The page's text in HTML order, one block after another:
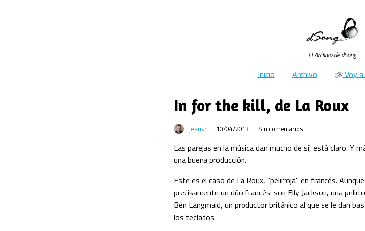
El Archivo de dSong
Inicio Archivo Voy a
In for the kill, de La Roux
jesusr 10/04/2013 Sin comentarios
Las parejas en la música dan mucho de sí, está claro. Y
una buena producción.
Este es el caso de La Roux, "pelirroja" en francés.
precisamente un dúo francés: son Elly Jackson, una
Ben Langmaid, un productor británico al que se le dan
los teclados.